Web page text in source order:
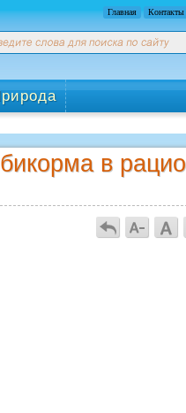
Главная Контакты
рирода
в